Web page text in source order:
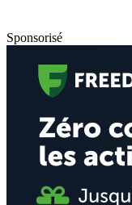
Sponsorisé